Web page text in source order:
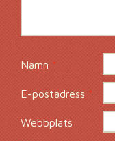
Namn*
E-postadress*
Webbplats